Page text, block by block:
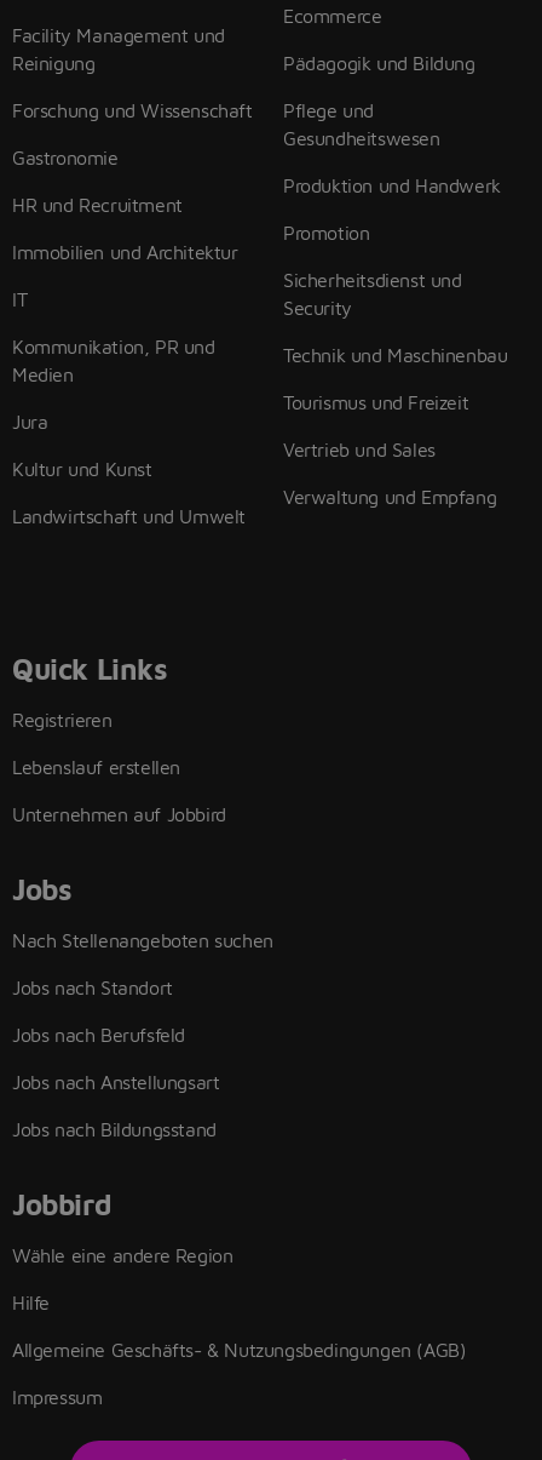
Facility Management und
Reinigung
Forschung und Wissenschaft
Gastronomie
HR und Recruitment
Immobilien und Architektur
IT
Kommunikation, PR und
Medien
Jura
Kultur und Kunst
Landwirtschaft und Umwelt
Ecommerce
Pädagogik und Bildung
Pflege und
Gesundheitswesen
Produktion und Handwerk
Promotion
Sicherheitsdienst und
Security
Technik und Maschinenbau
Tourismus und Freizeit
Vertrieb und Sales
Verwaltung und Empfang
Quick Links
Registrieren
Lebenslauf erstellen
Unternehmen auf Jobbird
Jobs
Nach Stellenangeboten suchen
Jobs nach Standort
Jobs nach Berufsfeld
Jobs nach Anstellungsart
Jobs nach Bildungsstand
Jobbird
Wähle eine andere Region
Hilfe
Allgemeine Geschäfts- & Nutzungsbedingungen (AGB)
Impressum